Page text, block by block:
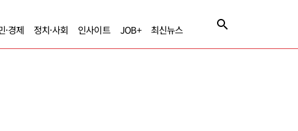
·경제 정치·사회 인사이트 JOB+ 최신뉴스